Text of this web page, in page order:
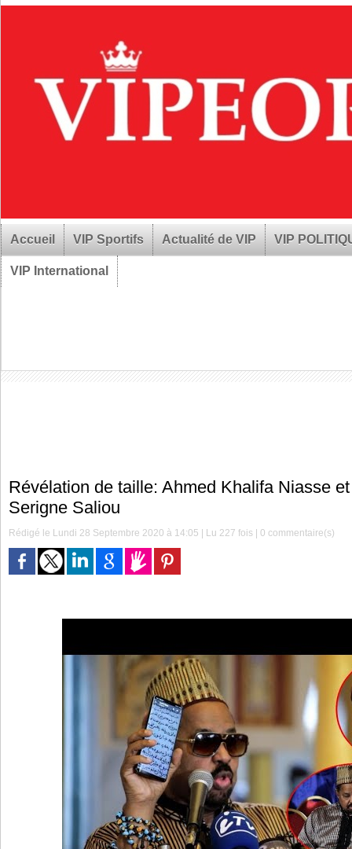
Accueil VIP Sportifs Actualité de VIP VIP
VIP International
Révélation de taille: Ahmed Khalifa Niasse
Serigne Saliou
Rédigé le Lundi 28 Septembre 2020 à 14:05 | Lu 227 fois |0 commentaire(s)